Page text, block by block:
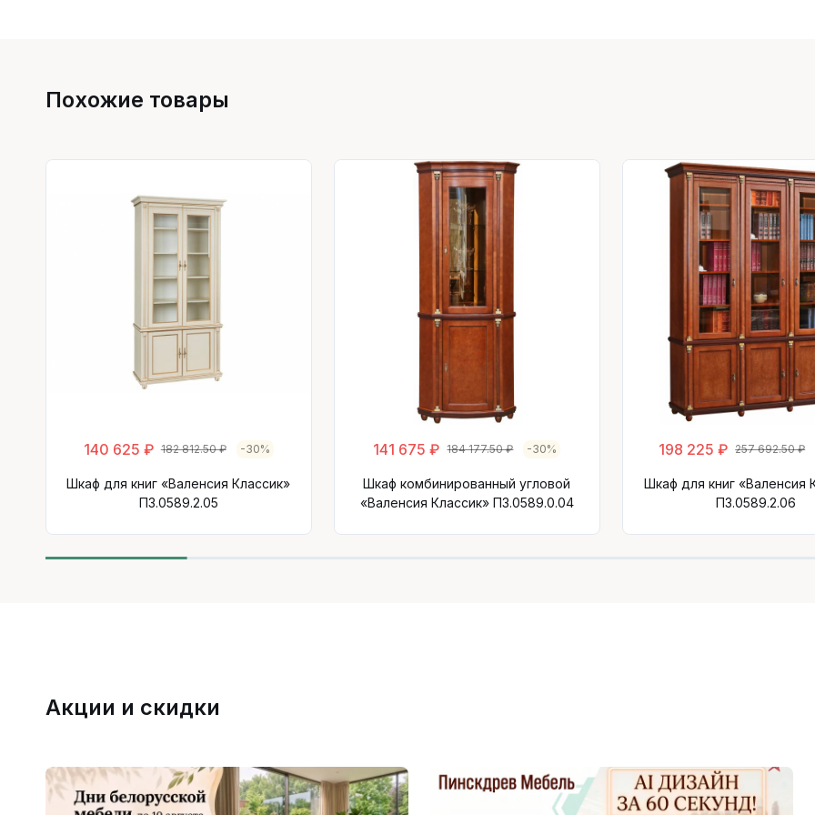
Похожие товары
140 625 ₽ 182 812.50 ₽ -30%
Шкаф для книг «Валенсия Классик»
П3.0589.2.05
141 675 ₽ 184 177.50 ₽ -30%
Шкаф комбинированный угловой
«Валенсия Классик» П3.0589.0.04
198 225 ₽ 257 692.50 ₽
Шкаф для книг «Валенсия
П3.0589.2.06
Акции и скидки